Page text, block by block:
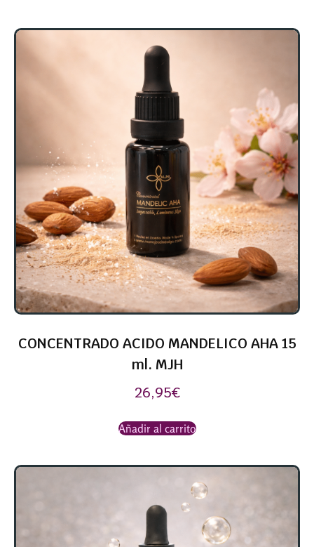
CONCENTRADO ACIDO MANDELICO AHA 15
ml. MJH
26,95€
Añadir al carrito